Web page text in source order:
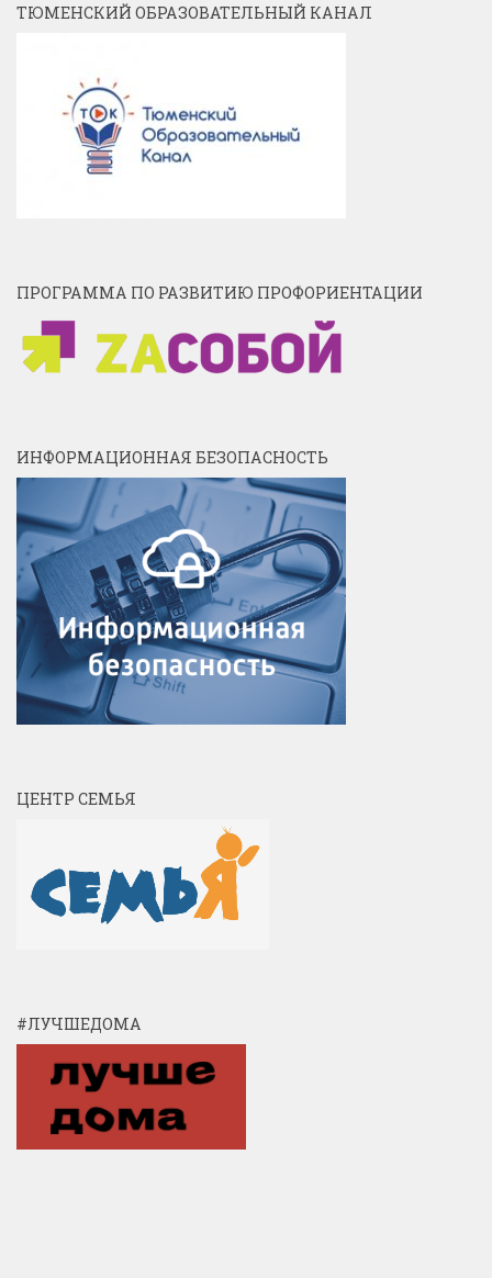
ТЮМЕНСКИЙ ОБРАЗОВАТЕЛЬНЫЙ КАНАЛ
ПРОГРАММА ПО РАЗВИТИЮ ПРОФОРИЕНТАЦИИ
ИНФОРМАЦИОННАЯ БЕЗОПАСНОСТЬ
ЦЕНТР СЕМЬЯ
#ЛУЧШЕДОМА